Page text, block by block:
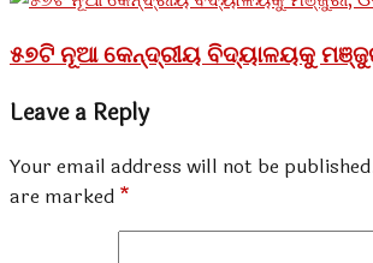
୫୭ଟି ନୂଆ କେନ୍ଦ୍ରୀୟ ବିଦ୍ୟାଳୟକୁ
Leave a Reply
Your email address will not be
are marked *